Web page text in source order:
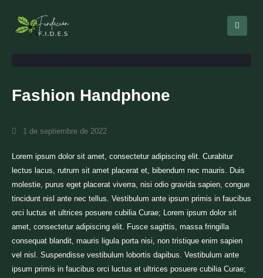
Fashion Handphone
1 de septiembre de 2022
Lorem ipsum dolor sit amet, consectetur adipiscing elit. Curabitur
lectus lacus, rutrum sit amet placerat et, bibendum nec mauris. Duis
molestie, purus eget placerat viverra, nisi odio gravida sapien, congue
tincidunt nisl ante nec tellus. Vestibulum ante ipsum primis in faucibus
orci luctus et ultrices posuere cubilia Curae; Lorem ipsum dolor sit
amet, consectetur adipiscing elit. Fusce sagittis, massa fringilla
consequat blandit, mauris ligula porta nisi, non tristique enim sapien
vel nisl. Suspendisse vestibulum lobortis dapibus. Vestibulum ante
ipsum primis in faucibus orci luctus et ultrices posuere cubilia Curae;